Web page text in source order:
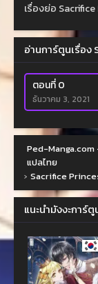
เรื่องย่อ
อ่านการ์ตูนเรื่อง
ตอนที่ 0
ธันวาคม 3, 2021
Ped-Manga.com
แปลไทย
› Sacrifice
แนะนำมังงะการ์